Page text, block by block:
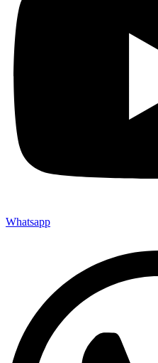
Whatsapp